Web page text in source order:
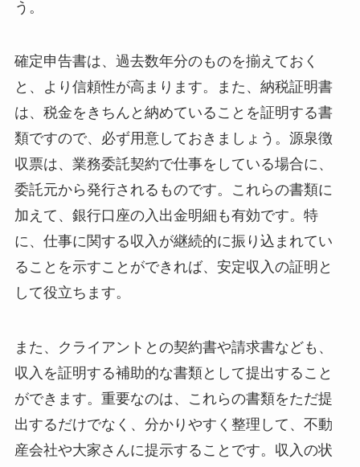
う。
確定申告書は、過去数年分のものを揃えておく
と、より信頼性が高まります。また、納税証明書
は、税金をきちんと納めていることを証明する書
類ですので、必ず用意しておきましょう。源泉徴
収票は、業務委託契約で仕事をしている場合に、
委託元から発行されるものです。これらの書類に
加えて、銀行口座の入出金明細も有効です。特
に、仕事に関する収入が継続的に振り込まれてい
ることを示すことができれば、安定収入の証明と
して役立ちます。
また、クライアントとの契約書や請求書なども、
収入を証明する補助的な書類として提出すること
ができます。重要なのは、これらの書類をただ提
出するだけでなく、分かりやすく整理して、不動
産会社や大家さんに提示することです。収入の状